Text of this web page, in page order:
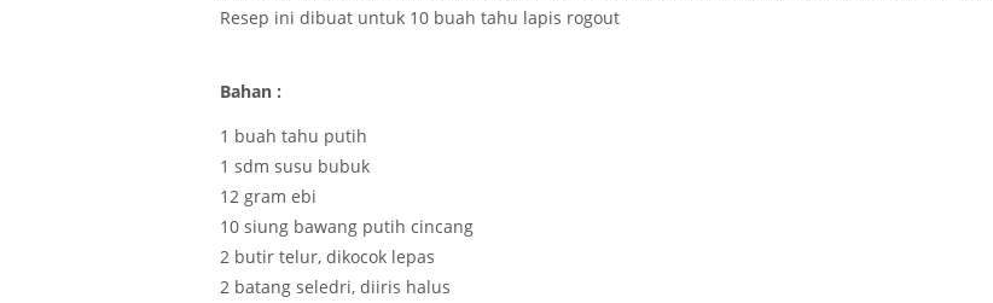
Resep ini dibuat untuk 10 buah tahu lapis rogout
Bahan :
1 buah tahu putih
1 sdm susu bubuk
12 gram ebi
10 siung bawang putih cincang
2 butir telur, dikocok lepas
2 batang seledri, diiris halus